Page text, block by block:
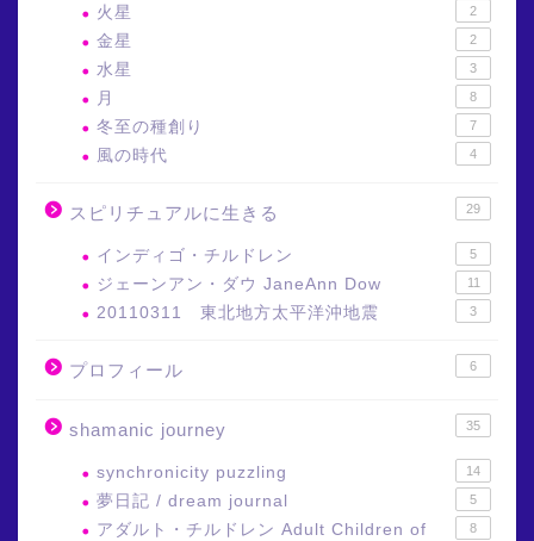
火星 2
金星 2
水星 3
月 8
冬至の種創り 7
風の時代 4
スピリチュアルに生きる 29
インディゴ・チルドレン 5
ジェーンアン・ダウ JaneAnn Dow 11
20110311 東北地方太平洋沖地震 3
プロフィール 6
shamanic journey 35
synchronicity puzzling 14
夢日記 / dream journal 5
アダルト・チルドレン Adult Children of
8